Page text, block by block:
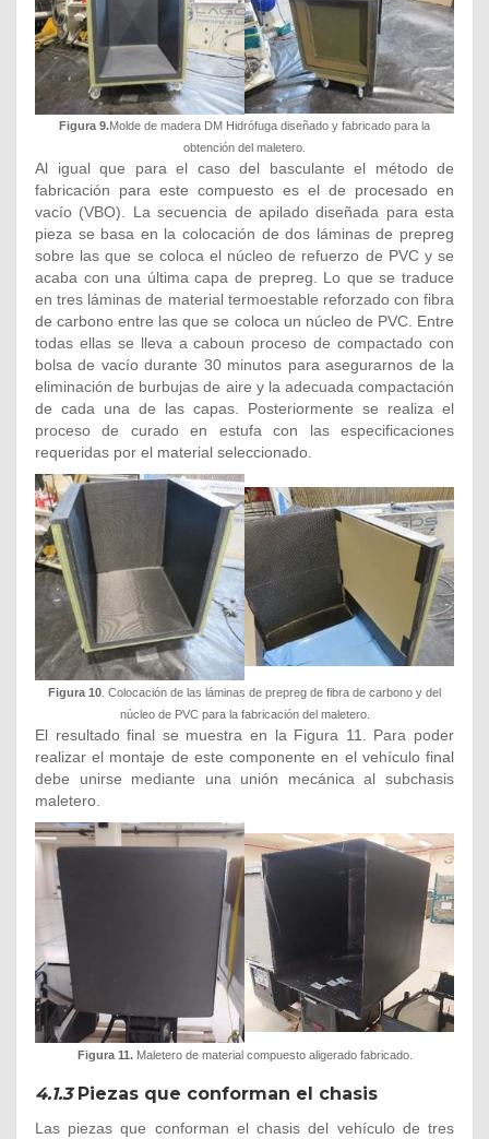
Figura 9.Molde de madera DM Hidrófuga diseñado y fabricado para la
obtención del maletero.
Al igual que para el caso del basculante el método de
fabricación para este compuesto es el de procesado en
vacío (VBO). La secuencia de apilado diseñada para esta
pieza se basa en la colocación de dos láminas de prepreg
sobre las que se coloca el núcleo de refuerzo de PVC y se
acaba con una última capa de prepreg. Lo que se traduce
en tres láminas de material termoestable reforzado con fibra
de carbono entre las que se coloca un núcleo de PVC. Entre
todas ellas se lleva a caboun proceso de compactado con
bolsa de vacío durante 30 minutos para asegurarnos de la
eliminación de burbujas de aire y la adecuada compactación
de cada una de las capas. Posteriormente se realiza el
proceso de curado en estufa con las especificaciones
requeridas por el material seleccionado.
Figura 10. Colocación de las láminas de prepreg de fibra de carbono y del
núcleo de PVC para la fabricación del maletero.
El resultado final se muestra en la Figura 11. Para poder
realizar el montaje de este componente en el vehículo final
debe unirse mediante una unión mecánica al subchasis
maletero.
Figura 11. Maletero de material compuesto aligerado fabricado.
4.1.3Piezas que conforman el chasis
Las piezas que conforman el chasis del vehículo de tres